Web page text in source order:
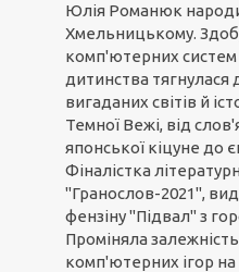
Юлія Романюк
Хмельницькому.
комп'ютерних систем
дитинства тягнулася
вигаданих світів й
Темної Вежі, від
японської кіцуне до
Фіналістка
"Гранослов-2021",
фензіну "Підвал" з
Проміняла
комп'ютерних ігор на